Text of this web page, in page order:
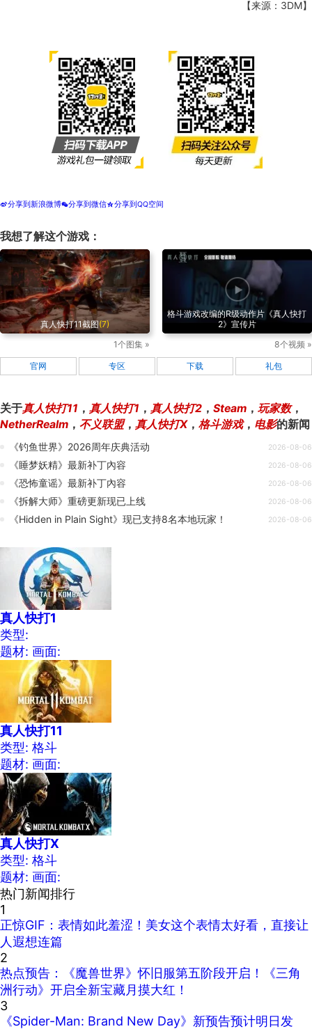
【来源：3DM】
t分享到新浪微博w分享到微信z分享到QQ空间
我想了解这个游戏：
真人快打11截图(7)
1个图集 »
格斗游戏改编的R级动作片《真人快打
2》宣传片
8个视频 »
官网 专区 下载 礼包
关于真人快打11 ， 真人快打1 ， 真人快打2 ， Steam ， 玩家数，
NetherRealm ， 不义联盟， 真人快打X， 格斗游戏， 电影的新闻
《钓鱼世界》2026周年庆典活动 2026-08-06
《睡梦妖精》最新补丁內容 2026-08-06
《恐怖童谣》最新补丁內容 2026-08-06
《拆解大师》重磅更新现已上线 2026-08-06
《Hidden in Plain Sight》现已支持8名本地玩家！ 2026-08-06
真人快打1
类型:
题材: 画面:
真人快打11
类型: 格斗
题材: 画面:
真人快打X
类型: 格斗
题材: 画面:
热门新闻排行
1
正惊GIF：表情如此羞涩！美女这个表情太好看，直接让
人遐想连篇
2
热点预告：《魔兽世界》怀旧服第五阶段开启！《三角
洲行动》开启全新宝藏月摸大红！
3
《Spider-Man: Brand New Day》新预告预计明日发